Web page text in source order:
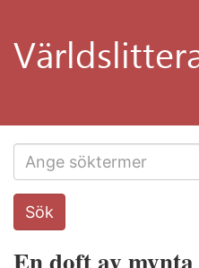
huvudinnehåll
Search
this
Sök